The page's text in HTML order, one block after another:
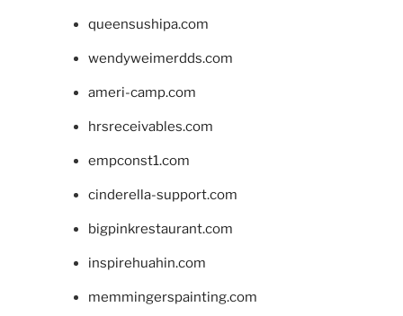
queensushipa.com
wendyweimerdds.com
ameri-camp.com
hrsreceivables.com
empconst1.com
cinderella-support.com
bigpinkrestaurant.com
inspirehuahin.com
memmingerspainting.com